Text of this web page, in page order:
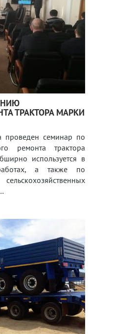
ТРАКТОРА МАРКИ
проведен семинар по
ремонта трактора
используется в
работах, а также по